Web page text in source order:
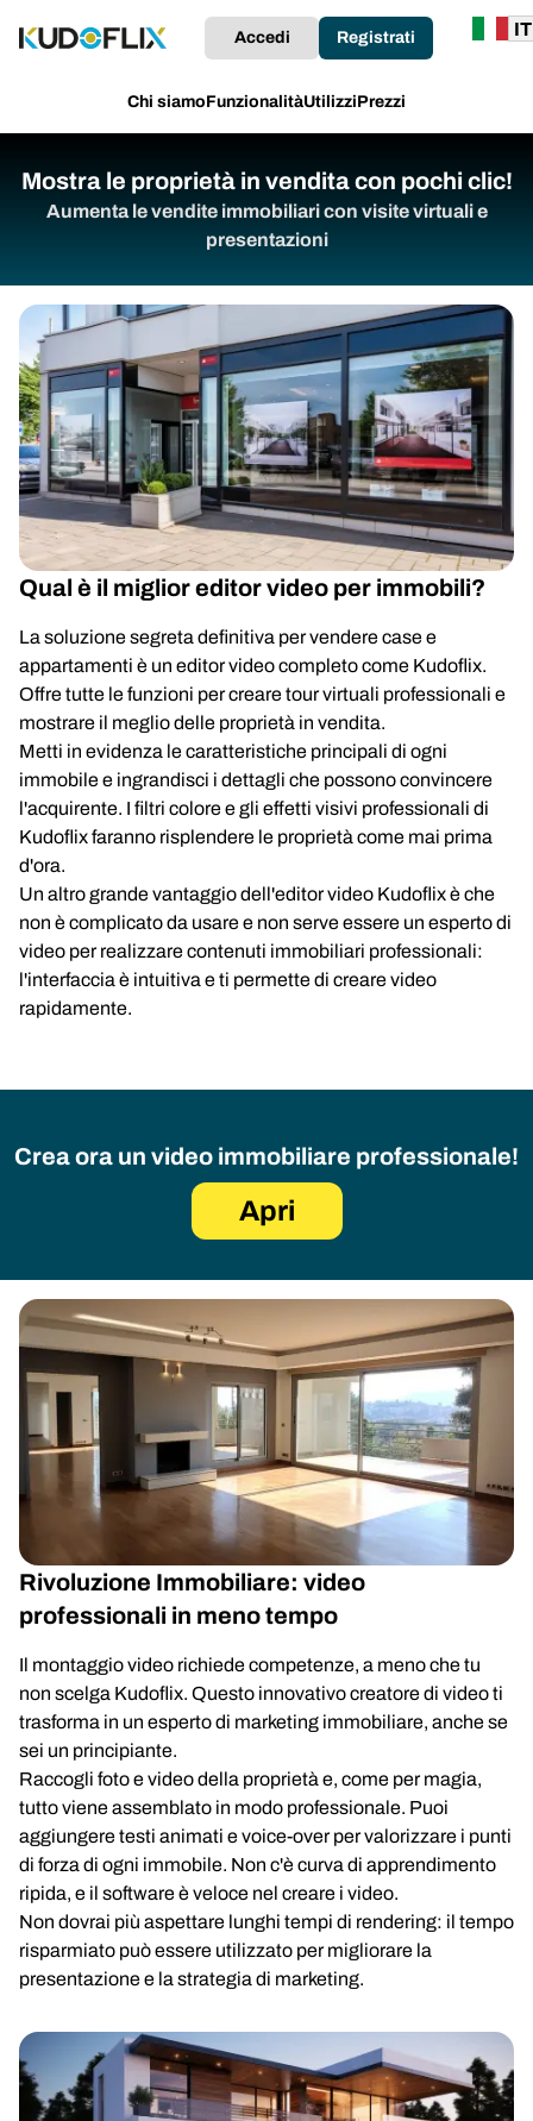
Chi siamoFunzionalitàUtilizziPrezzi
Accedi Registrati
Mostra le proprietà in vendita con pochi clic!
Aumenta le vendite immobiliari con visite virtuali e
presentazioni
Qual è il miglior editor video per immobili?
La soluzione segreta definitiva per vendere case e
appartamenti è un editor video completo come Kudoflix.
Offre tutte le funzioni per creare tour virtuali professionali e
mostrare il meglio delle proprietà in vendita.
Metti in evidenza le caratteristiche principali di ogni
immobile e ingrandisci i dettagli che possono convincere
l'acquirente. I filtri colore e gli effetti visivi professionali di
Kudoflix faranno risplendere le proprietà come mai prima
d'ora.
Un altro grande vantaggio dell'editor video Kudoflix è che
non è complicato da usare e non serve essere un esperto di
video per realizzare contenuti immobiliari professionali:
l'interfaccia è intuitiva e ti permette di creare video
rapidamente.
Crea ora un video immobiliare professionale!
Apri
Rivoluzione Immobiliare: video
professionali in meno tempo
Il montaggio video richiede competenze, a meno che tu
non scelga Kudoflix. Questo innovativo creatore di video ti
trasforma in un esperto di marketing immobiliare, anche se
sei un principiante.
Raccogli foto e video della proprietà e, come per magia,
tutto viene assemblato in modo professionale. Puoi
aggiungere testi animati e voice-over per valorizzare i punti
di forza di ogni immobile. Non c'è curva di apprendimento
ripida, e il software è veloce nel creare i video.
Non dovrai più aspettare lunghi tempi di rendering: il tempo
risparmiato può essere utilizzato per migliorare la
presentazione e la strategia di marketing.